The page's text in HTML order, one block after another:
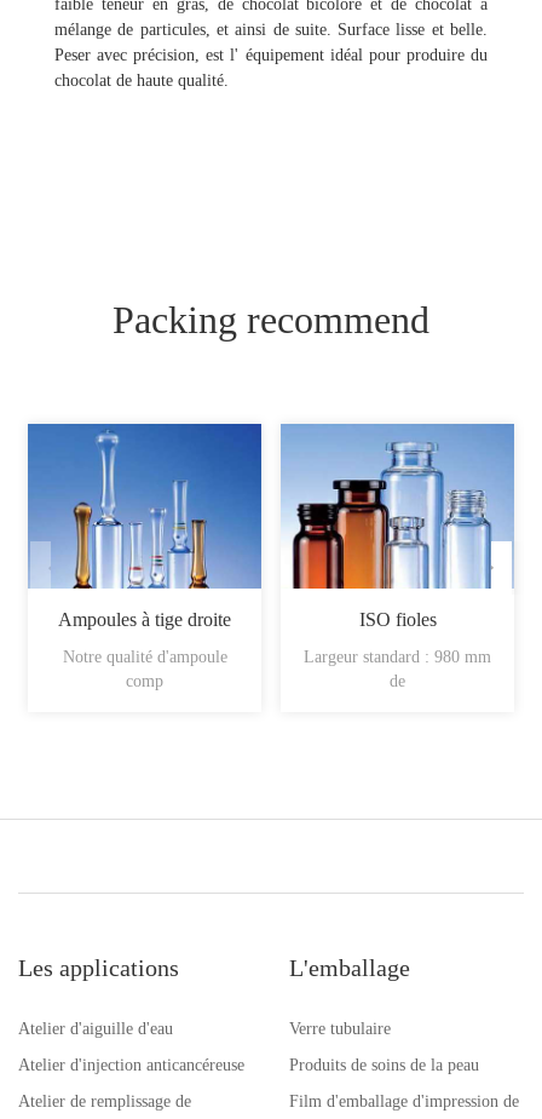
faible teneur en gras, de chocolat bicolore et de chocolat à
mélange de particules, et ainsi de suite. Surface lisse et belle.
Peser avec précision, est l' équipement idéal pour produire du
chocolat de haute qualité.
Packing recommend
Ampoules à tige droite
Notre qualité d'ampoule
comp
ISO fioles
Largeur standard : 980 mm
de
Les applications
Atelier d'aiguille d'eau
Atelier d'injection anticancéreuse
Atelier de remplissage de
L'emballage
Verre tubulaire
Produits de soins de la peau
Film d'emballage d'impression de